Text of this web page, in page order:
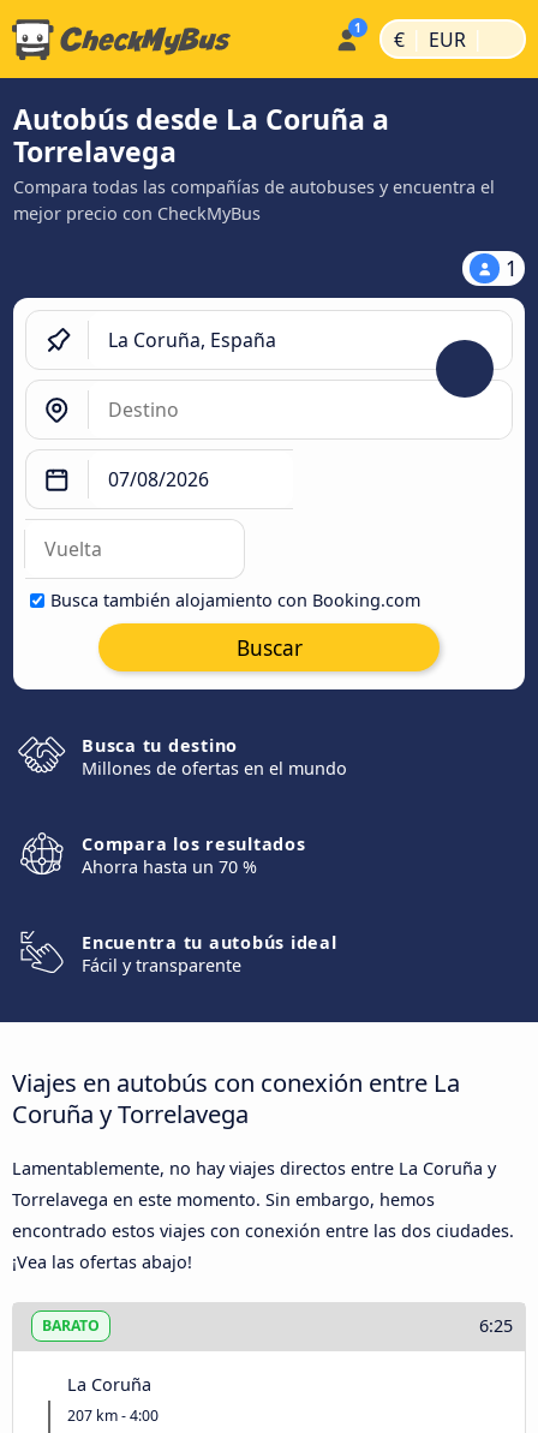
€ | EUR |
Autobús desde La Coruña a
Torrelavega
Compara todas las compañías de autobuses y encuentra el
mejor precio con CheckMyBus
1
Busca también alojamiento con Booking.com
Buscar
Busca tu destino
Millones de ofertas en el mundo
Compara los resultados
Ahorra hasta un 70 %
Encuentra tu autobús ideal
Fácil y transparente
Viajes en autobús con conexión entre La
Coruña y Torrelavega
Lamentablemente, no hay viajes directos entre La Coruña y
Torrelavega en este momento. Sin embargo, hemos
encontrado estos viajes con conexión entre las dos ciudades.
¡Vea las ofertas abajo!
BARATO 6:25
La Coruña
207 km - 4:00